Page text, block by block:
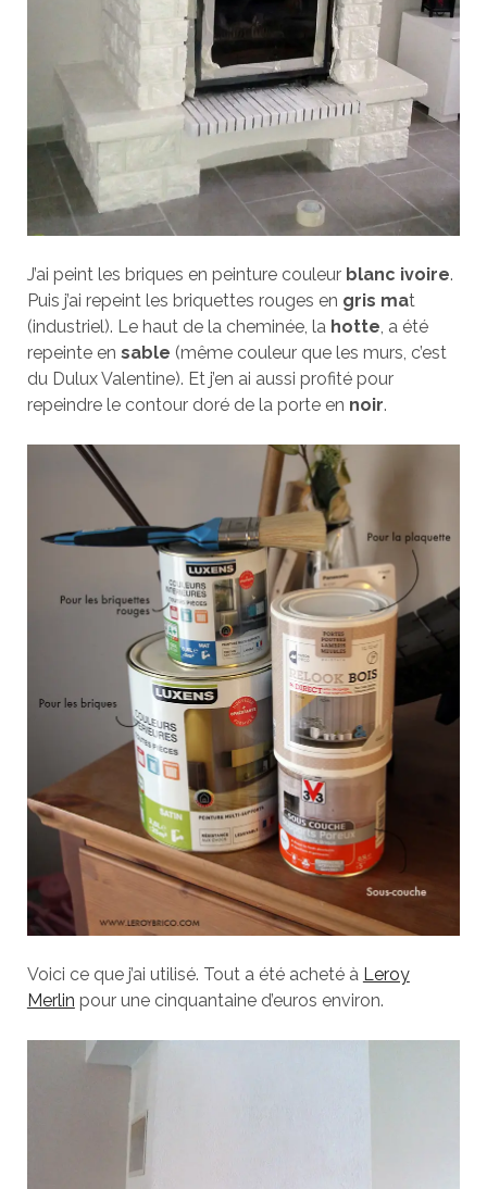
J’ai peint les briques en peinture couleur blanc ivoire.
Puis j’ai repeint les briquettes rouges en gris mat
(industriel). Le haut de la cheminée, la hotte, a été
repeinte en sable (même couleur que les murs, c’est
du Dulux Valentine). Et j’en ai aussi profité pour
repeindre le contour doré de la porte en noir.
Voici ce que j’ai utilisé. Tout a été acheté à Leroy
Merlin pour une cinquantaine d’euros environ.